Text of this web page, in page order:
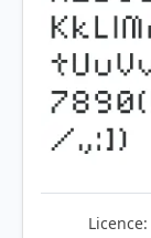
Licence: